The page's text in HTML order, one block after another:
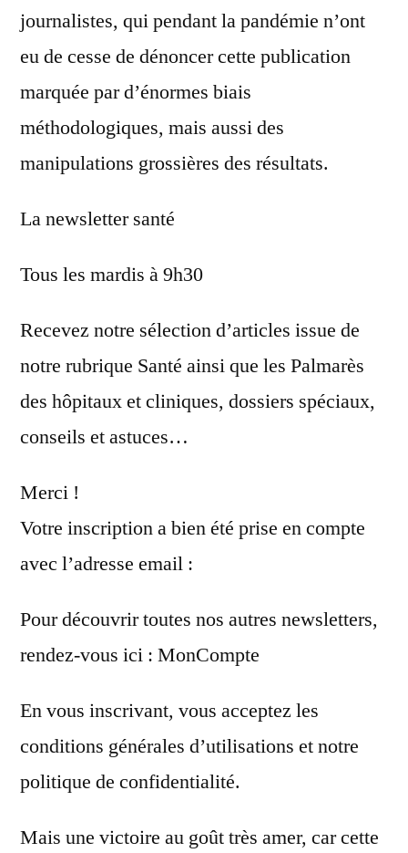
journalistes, qui pendant la pandémie n’ont
eu de cesse de dénoncer cette publication
marquée par d’énormes biais
méthodologiques, mais aussi des
manipulations grossières des résultats.
La newsletter santé
Tous les mardis à 9h30
Recevez notre sélection d’articles issue de
notre rubrique Santé ainsi que les Palmarès
des hôpitaux et cliniques, dossiers spéciaux,
conseils et astuces…
Merci !
Votre inscription a bien été prise en compte
avec l’adresse email :
Pour découvrir toutes nos autres newsletters,
rendez-vous ici : MonCompte
En vous inscrivant, vous acceptez les
conditions générales d’utilisations et notre
politique de confidentialité.
Mais une victoire au goût très amer, car cette